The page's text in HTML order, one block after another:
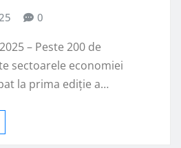
0
– Peste 200 de
sectoarele economiei
la prima ediție a…